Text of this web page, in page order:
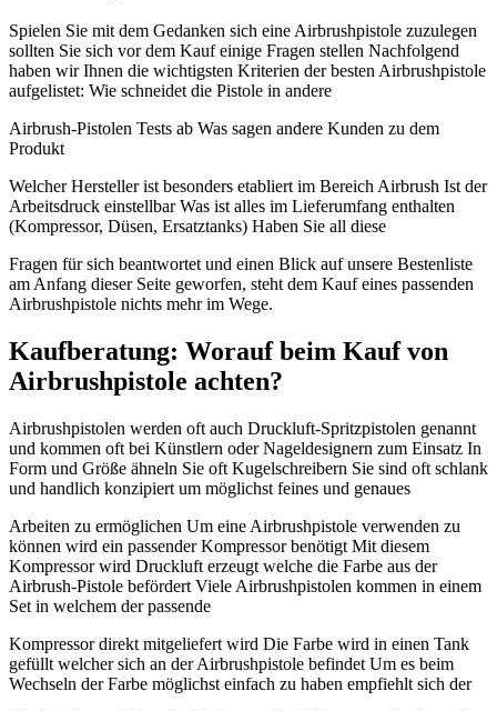
Spielen Sie mit dem Gedanken sich eine Airbrushpistole zuzulegen
sollten Sie sich vor dem Kauf einige Fragen stellen Nachfolgend
haben wir Ihnen die wichtigsten Kriterien der besten Airbrushpistole
aufgelistet: Wie schneidet die Pistole in andere
Airbrush-Pistolen Tests ab Was sagen andere Kunden zu dem
Produkt
Welcher Hersteller ist besonders etabliert im Bereich Airbrush Ist der
Arbeitsdruck einstellbar Was ist alles im Lieferumfang enthalten
(Kompressor, Düsen, Ersatztanks) Haben Sie all diese
Fragen für sich beantwortet und einen Blick auf unsere Bestenliste
am Anfang dieser Seite geworfen, steht dem Kauf eines passenden
Airbrushpistole nichts mehr im Wege.
Kaufberatung: Worauf beim Kauf von
Airbrushpistole achten?
Airbrushpistolen werden oft auch Druckluft-Spritzpistolen genannt
und kommen oft bei Künstlern oder Nageldesignern zum Einsatz In
Form und Größe ähneln Sie oft Kugelschreibern Sie sind oft schlank
und handlich konzipiert um möglichst feines und genaues
Arbeiten zu ermöglichen Um eine Airbrushpistole verwenden zu
können wird ein passender Kompressor benötigt Mit diesem
Kompressor wird Druckluft erzeugt welche die Farbe aus der
Airbrush-Pistole befördert Viele Airbrushpistolen kommen in einem
Set in welchem der passende
Kompressor direkt mitgeliefert wird Die Farbe wird in einen Tank
gefüllt welcher sich an der Airbrushpistole befindet Um es beim
Wechseln der Farbe möglichst einfach zu haben empfiehlt sich der